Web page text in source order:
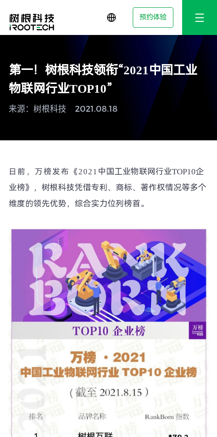
预约体验
第一！树根科技领衔“2021中国工业
物联网行业TOP10”
来源：树根科技 2021.08.18
日前，万榜发布《2021 中国工业物联网行业TOP10企
业榜》，树根科技凭借专利、商标、著作权情况等多个
维度的领先优势，综合实力位列榜首。